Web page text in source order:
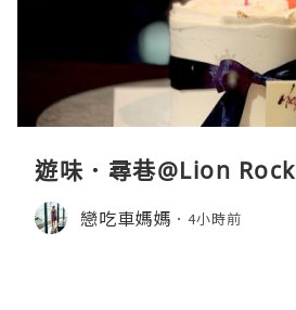
遊味．尋巷@Lion Rock
戀吃車媽媽 4小時前